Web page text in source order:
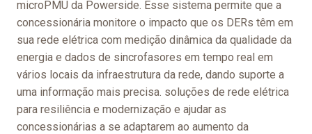
microPMU da Powerside. Esse sistema permite que a
concessionária monitore o impacto que os DERs têm em
sua rede elétrica com medição dinâmica da qualidade da
energia e dados de sincrofasores em tempo real em
vários locais da infraestrutura da rede, dando suporte a
uma informação mais precisa. soluções de rede elétrica
para resiliência e modernização e ajudar as
concessionárias a se adaptarem ao aumento da